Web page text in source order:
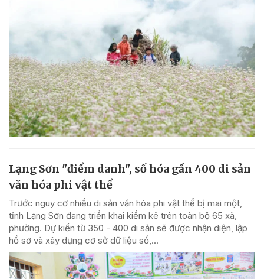
Lạng Sơn "điểm danh", số hóa gần 400 di sản
văn hóa phi vật thể
Trước nguy cơ nhiều di sản văn hóa phi vật thể bị mai một,
tỉnh Lạng Sơn đang triển khai kiểm kê trên toàn bộ 65 xã,
phường. Dự kiến từ 350 - 400 di sản sẽ được nhận diện, lập
hồ sơ và xây dựng cơ sở dữ liệu số,...